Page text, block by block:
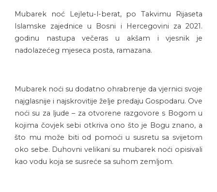
Mubarek noć Lejletu-l-berat, po Takvimu Rijaseta
Islamske zajednice u Bosni i Hercegovini za 2021.
godinu nastupa večeras u akšam i vjesnik je
nadolazećeg mjeseca posta, ramazana.
Mubarek noći su dodatno ohrabrenje da vjernici svoje
najglasnije i najskrovitije želje predaju Gospodaru. Ove
noći su za ljude – za otvorene razgovore s Bogom u
kojima čovjek sebi otkriva ono što je Bogu znano, a
što mu može biti od pomoći u susretu sa svijetom
oko sebe. Duhovni velikani su mubarek noći opisivali
kao vodu koja se susreće sa suhom zemljom.